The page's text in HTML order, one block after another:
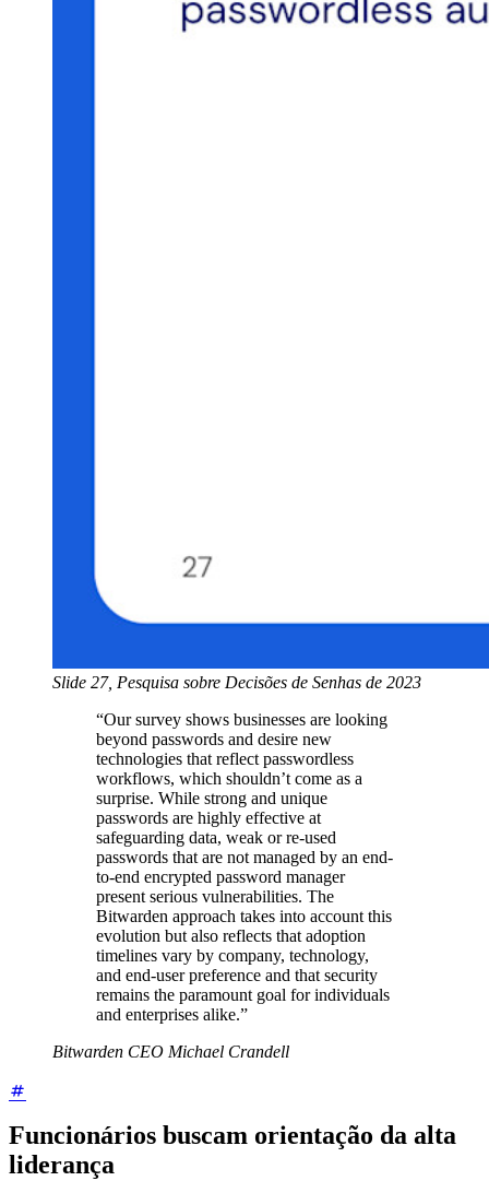
Slide 27, Pesquisa sobre Decisões de Senhas de 2023
“Our survey shows businesses are looking
beyond passwords and desire new
technologies that reflect passwordless
workflows, which shouldn’t come as a
surprise. While strong and unique
passwords are highly effective at
safeguarding data, weak or re-used
passwords that are not managed by an end-
to-end encrypted password manager
present serious vulnerabilities. The
Bitwarden approach takes into account this
evolution but also reflects that adoption
timelines vary by company, technology,
and end-user preference and that security
remains the paramount goal for individuals
and enterprises alike.”
Bitwarden CEO Michael Crandell
Funcionários buscam orientação da alta
liderança